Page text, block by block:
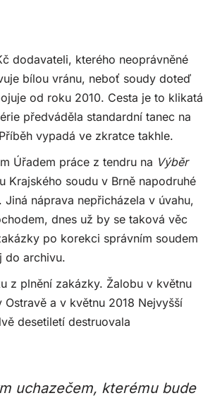
dodavateli, kterého neoprávněné
bílou vránu, neboť soudy doteď
od roku 2010. Cesta je to klikatá
předváděla standardní tanec na
vypadá ve zkratce takhle.
Úřadem práce z tendru na Výběr
Krajského soudu v Brně napodruhé
náprava nepřicházela v úvahu,
dnes už by se taková věc
po korekci správním soudem
do archivu.
z plnění zakázky. Žalobu v květnu
a v květnu 2018 Nejvyšší
desetiletí destruovala
uchazečem, kterému bude